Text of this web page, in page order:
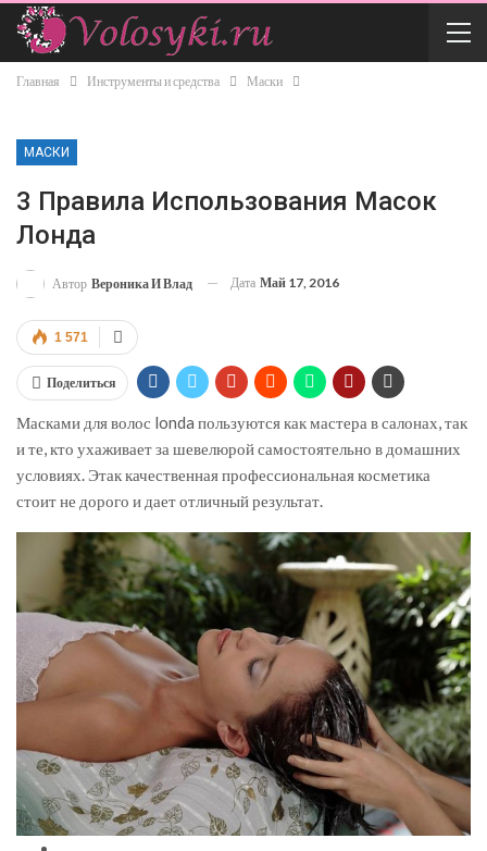
Главная Инструменты и средства Маски
МАСКИ
3 Правила Использования Масок
Лонда
Автор Вероника И Влад Дата Май 17, 2016
1 571
Поделиться
Масками для волос londa пользуются как мастера в салонах, так
и те, кто ухаживает за шевелюрой самостоятельно в домашних
условиях. Этак качественная профессиональная косметика
стоит не дорого и дает отличный результат.